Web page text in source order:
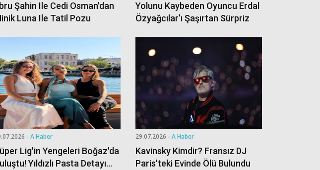
Şahin Ile Cedi Osman'dan
Luna Ile Tatil Pozu
Yolunu Kaybeden Oyuncu Erdal
Özyağcılar’ı Şaşırtan Sürpriz
- A Haber
Lig'in Yengeleri Boğaz'da
Yıldızlı Pasta Detayı
29.07.2026 - A Haber
Kavinsky Kimdir? Fransız DJ
Paris'teki Evinde Ölü Bulundu